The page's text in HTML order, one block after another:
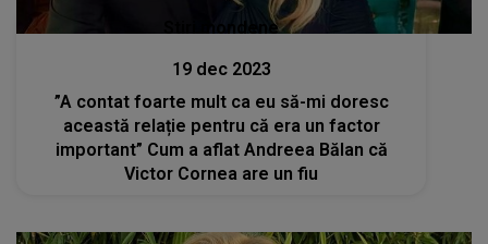
Stiri mondene
19 dec 2023
”A contat foarte mult ca eu să-mi doresc
această relație pentru că era un factor
important” Cum a aflat Andreea Bălan că
Victor Cornea are un fiu